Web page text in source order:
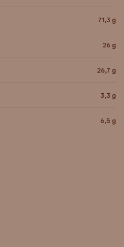
71,3 g
26 g
26,7 g
3,3 g
6,5 g